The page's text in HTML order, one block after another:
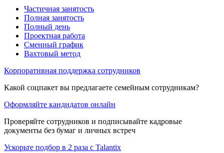
Частичная занятость
Полная занятость
Полный день
Проектная работа
Сменный график
Вахтовый метод
Корпоративная поддержка сотрудников
Какой соцпакет вы предлагаете семейным сотрудникам?
Оформляйте кандидатов онлайн
Проверяйте сотрудников и подписывайте кадровые
документы без бумаг и личных встреч
Ускорьте подбор в 2 раза с Talantix